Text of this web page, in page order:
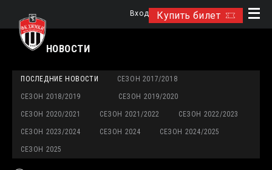
Купить билет
Вход
НОВОСТИ
ПОСЛЕДНИЕ НОВОСТИ СЕЗОН 2017/2018
СЕЗОН 2018/2019 СЕЗОН 2019/2020
СЕЗОН 2020/2021 СЕЗОН 2021/2022 СЕЗОН 2022/2023
СЕЗОН 2023/2024 СЕЗОН 2024 СЕЗОН 2024/2025
СЕЗОН 2025